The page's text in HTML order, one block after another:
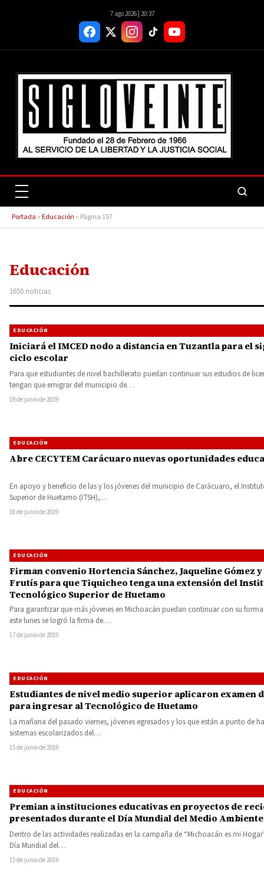
7 ago 2026 | 20:37
Portada »Educación » Página 157
Educación
1650 noticias
EDUCACIÓN
Iniciará el IMCED nodo a distancia en Tuzantla para el
ciclo escolar
Para que estudiantes de nivel bachillerato puedan continuar sus estudios de
tengan que emigrar del municipio de…
19 de junio de 2019
EDUCACIÓN
Abre CECYTEM Carácuaro nuevas oportunidades
En apoyo y beneficio de las y los jóvenes del municipio de Carácuaro, el
Superior de Huetamo (ITSH),…
18 de junio de 2019
EDUCACIÓN
Firman convenio Hortencia Sánchez, Jaqueline Gómez
Frutís para que Tiquicheo tenga una extensión del
Tecnológico Superior de Huetamo
Para garantizar que más jóvenes en Michoacán puedan continuar con su
este lunes se logró la firma de…
17 de junio de 2019
EDUCACIÓN
Estudiantes de nivel medio superior aplicaron examen
para ingresar al Tecnológico de Huetamo
La mañana del pasado viernes, jóvenes egresados y los que están a punto de
sistemas escolarizados del…
15 de junio de 2019
EDUCACIÓN
Premian a instituciones educativas en proyectos de
presentados durante el Día Mundial del Medio Ambiente
Dentro de las actividades realizadas en la campaña de “Michoacán es mi
Día Mundial del…
15 de junio de 2019